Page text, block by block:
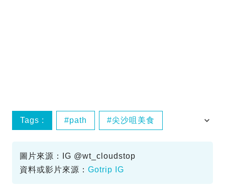
Tags : path 尖沙咀美食
圖片來源：IG @wt_cloudstop
資料或影片來源： Gotrip IG